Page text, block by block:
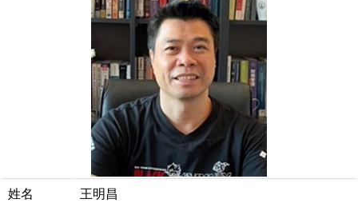
姓名 王明昌